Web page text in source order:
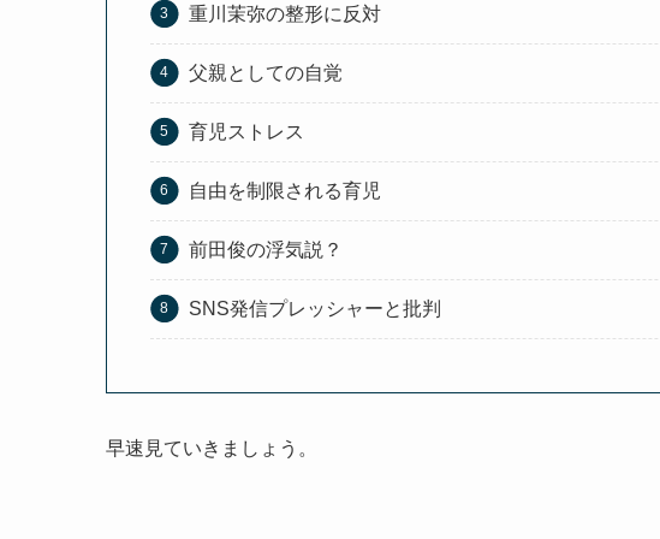
重川茉弥の整形に反対
父親としての自覚
育児ストレス
自由を制限される育児
前田俊の浮気説？
SNS発信プレッシャーと批判
早速見ていきましょう。